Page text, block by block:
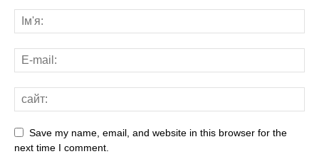
Save my name, email, and website in this browser for the
next time I comment.